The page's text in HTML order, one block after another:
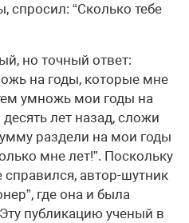
спросил: “Сколько тебе
но точный ответ:
на годы, которые мне
умножь мои годы на
лет назад, сложи
раздели на мои годы
мне лет!”. Поскольку
справился, автор-шутник
где она и была
публикацию ученый в